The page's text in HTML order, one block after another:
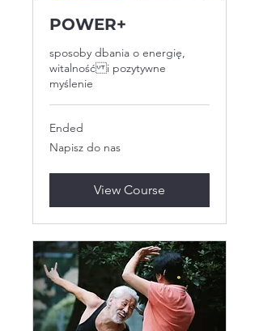
POWER+
sposoby dbania o energię,
witalność i pozytywne
myślenie
Ended
Napisz
do
Napisz do nas
View Course